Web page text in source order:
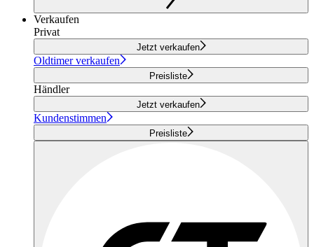
Verkaufen
Privat
Jetzt verkaufen
Oldtimer verkaufen
Preisliste
Händler
Jetzt verkaufen
Kundenstimmen
Preisliste